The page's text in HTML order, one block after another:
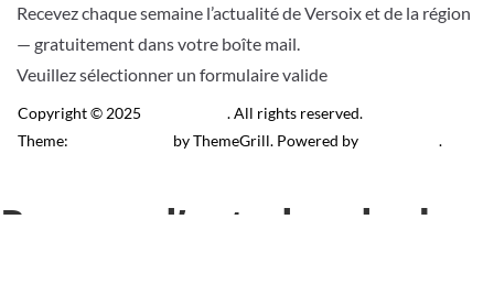
Recevez chaque semaine l’actualité de Versoix et de la région
— gratuitement dans votre boîte mail.
Veuillez sélectionner un formulaire valide
Copyright © 2025
. All rights reserved.
Theme:
by ThemeGrill. Powered by .
Recevez l’actu locale de